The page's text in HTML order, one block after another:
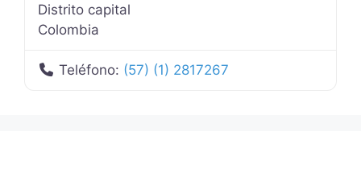
Distrito capital
Colombia
Teléfono: (57) (1) 2817267